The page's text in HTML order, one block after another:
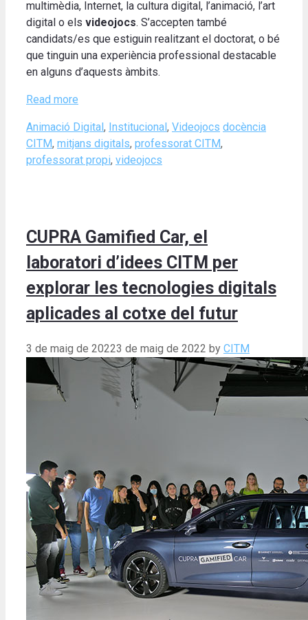
multimèdia, Internet, la cultura digital, l’animació, l’art
digital o els videojocs. S’accepten també
candidats/es que estiguin realitzant el doctorat, o bé
que tinguin una experiència professional destacable
en alguns d’aquests àmbits.
Read more
Categories
Animació Digital , Institucional , Videojocs Tags
docència
CITM, mitjans digitals, professorat CITM,
professorat propi, videojocs
CUPRA Gamified Car, el
laboratori d’idees CITM per
explorar les tecnologies digitals
aplicades al cotxe del futur
3 de maig de 20223 de maig de 2022 by CITM